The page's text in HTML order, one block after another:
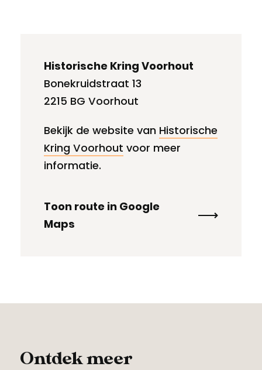
Historische Kring Voorhout
Bonekruidstraat 13
2215 BG Voorhout
Bekijk de website van Historische
Kring Voorhout voor meer
informatie.
Toon route in Google
Maps
Ontdek meer